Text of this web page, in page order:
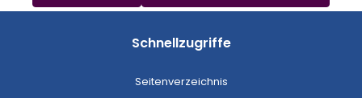
Schnellzugriffe
Seitenverzeichnis